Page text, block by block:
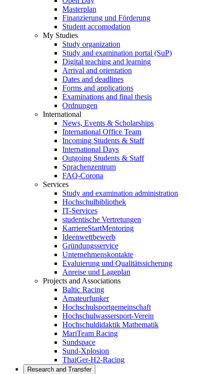
Masterplan
Finanzierung und Förderung
Student accomodation
My Studies
Study organization
Study and examination portal (SuP)
Digital teaching and learning
Arrival and orientation
Dates and deadlines
Forms and applications
Examinations and final thesis
Ordnungen
International
News, Events & Scholarships
International Office Team
Incoming Students & Staff
International Days
Outgoing Students & Staff
Sprachenzentrum
FAQ-Corona
Services
Study and examination administration
Hochschulbibliothek
IT-Services
studentische Vertretungen
KarriereStartMentoring
Ideenwettbewerb
Gründungsservice
Unternehmenskontakte
Evaluierung und Qualitätssicherung
Anreise und Lageplan
Projects and Associations
Baltic Racing
Amateurfunker
Hochschulsportgemeinschaft
Hochschulwassersport-Verein
Hochschuldidaktik Mathematik
MariTeam Racing
Sundspace
Sund-Xplosion
ThaiGer-H2-Racing
Research and Transfer